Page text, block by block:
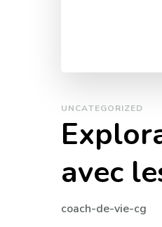
UNCATEGORIZED
avec
coach-de-vie-cg